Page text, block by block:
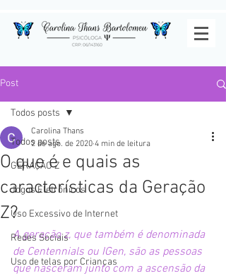
Post
Todos posts
GERAÇÃO Z
Jogos Eletrônicos
Uso Excessivo de Internet
Redes Sociais
Uso de telas por Crianças
Todos posts
O que é e quais as
características da Geração
Z?
Carolina Thans
2 de ago. de 2020 4 min de leitura
A geração z, que também é denominada
de Centennials ou IGen, são as pessoas
que nasceram junto com a ascensão da